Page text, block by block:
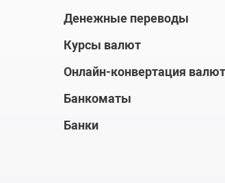
Денежные переводы
Курсы валют
Онлайн-конвертация
Банкоматы
Банки